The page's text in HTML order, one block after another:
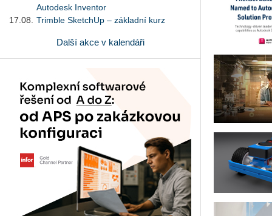
Autodesk Inventor
17.08.
Trimble SketchUp – základní kurz
Další akce v kalendáři